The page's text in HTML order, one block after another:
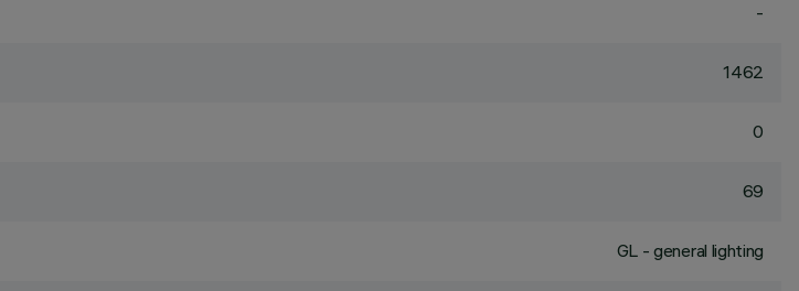
-
1462
0
69
GL - general lighting